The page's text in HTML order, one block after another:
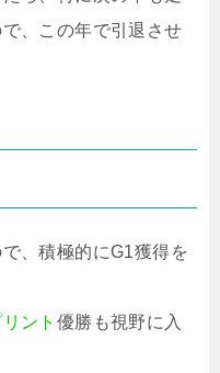
、この年で引退させ
、積極的にG1獲得を
ント 優勝も視野に入